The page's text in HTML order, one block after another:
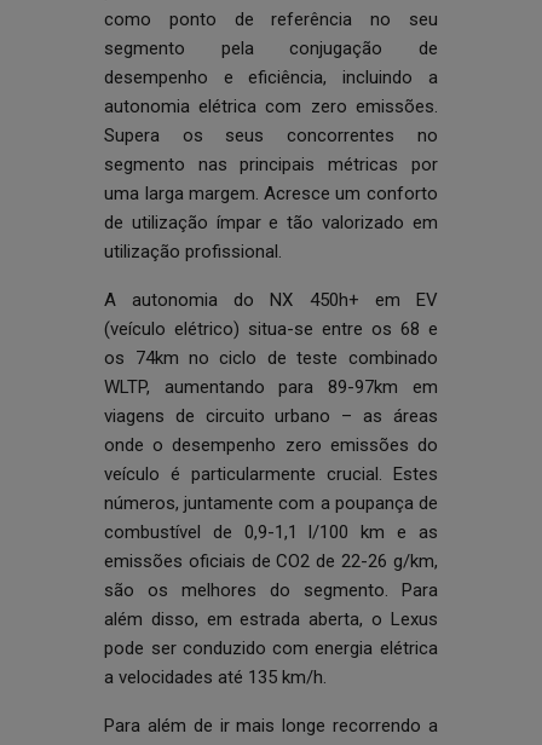
como ponto de referência no seu
segmento pela conjugação de
desempenho e eficiência, incluindo a
autonomia elétrica com zero emissões.
Supera os seus concorrentes no
segmento nas principais métricas por
uma larga margem. Acresce um conforto
de utilização ímpar e tão valorizado em
utilização profissional.
A autonomia do NX 450h+ em EV
(veículo elétrico) situa-se entre os 68 e
os 74km no ciclo de teste combinado
WLTP, aumentando para 89-97km em
viagens de circuito urbano – as áreas
onde o desempenho zero emissões do
veículo é particularmente crucial. Estes
números, juntamente com a poupança de
combustível de 0,9-1,1 l/100 km e as
emissões oficiais de CO2 de 22-26 g/km,
são os melhores do segmento. Para
além disso, em estrada aberta, o Lexus
pode ser conduzido com energia elétrica
a velocidades até 135 km/h.
Para além de ir mais longe recorrendo a